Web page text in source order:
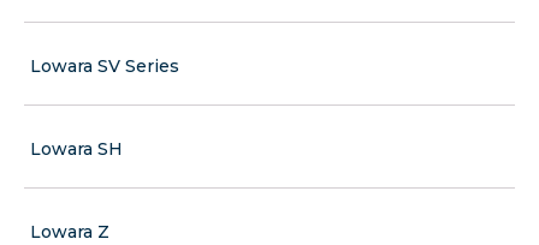
Lowara SV Series
Lowara SH
Lowara Z